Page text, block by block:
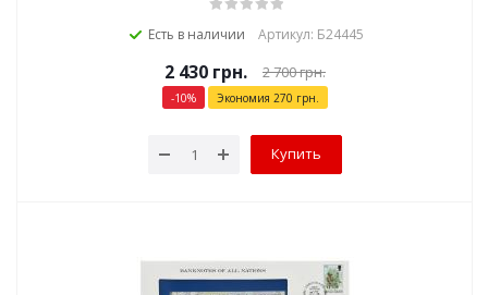
Есть в наличии Артикул: Б24445
2 430 грн. 2 700грн.
-10% Экономия 270 грн.
Купить